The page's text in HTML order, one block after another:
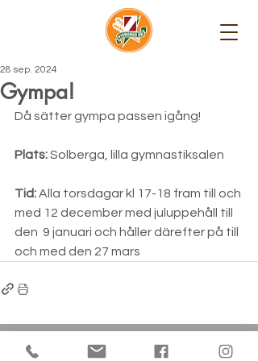
Gympa!
28 sep. 2024
Då sätter gympa passen igång!
Plats: Solberga, lilla gymnastiksalen
Tid: Alla torsdagar kl 17-18 fram till och
med 12 december med juluppehåll till
den  9 januari och håller därefter på till
och med den 27 mars
Visborgs OK